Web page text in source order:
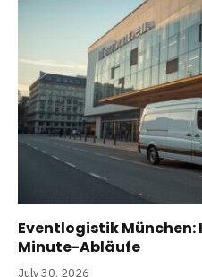
Eventlogistik München:
Minute-Abläufe
July 30, 2026